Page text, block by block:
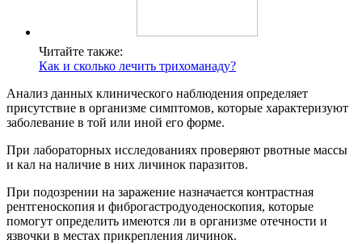
Читайте также:
Как и сколько лечить трихоманаду?
Анализ данных клинического наблюдения определяет
присутствие в организме симптомов, которые характеризуют
заболевание в той или иной его форме.
При лабораторных исследованиях проверяют рвотные массы
и кал на наличие в них личинок паразитов.
При подозрении на заражение назначается контрастная
рентгеноскопия и фиброгастродуоденоскопия, которые
помогут определить имеются ли в организме отечности и
язвочки в местах прикрепления личинок.